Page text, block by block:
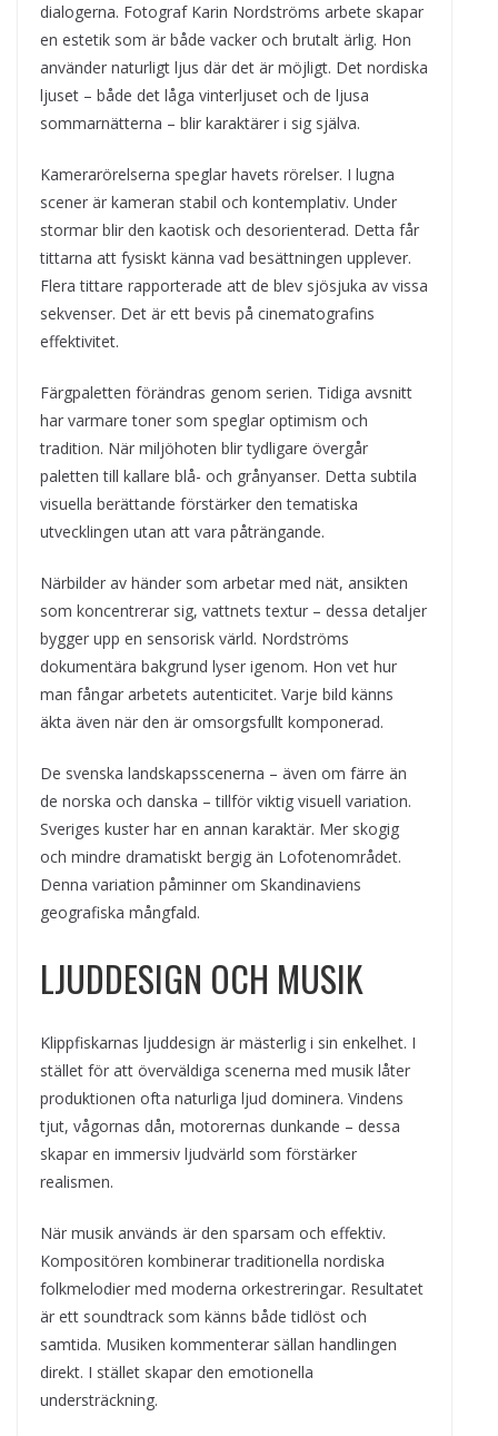
dialogerna. Fotograf Karin Nordströms arbete skapar
en estetik som är både vacker och brutalt ärlig. Hon
använder naturligt ljus där det är möjligt. Det nordiska
ljuset – både det låga vinterljuset och de ljusa
sommarnätterna – blir karaktärer i sig själva.
Kamerarörelserna speglar havets rörelser. I lugna
scener är kameran stabil och kontemplativ. Under
stormar blir den kaotisk och desorienterad. Detta får
tittarna att fysiskt känna vad besättningen upplever.
Flera tittare rapporterade att de blev sjösjuka av vissa
sekvenser. Det är ett bevis på cinematografins
effektivitet.
Färgpaletten förändras genom serien. Tidiga avsnitt
har varmare toner som speglar optimism och
tradition. När miljöhoten blir tydligare övergår
paletten till kallare blå- och grånyanser. Detta subtila
visuella berättande förstärker den tematiska
utvecklingen utan att vara påträngande.
Närbilder av händer som arbetar med nät, ansikten
som koncentrerar sig, vattnets textur – dessa detaljer
bygger upp en sensorisk värld. Nordströms
dokumentära bakgrund lyser igenom. Hon vet hur
man fångar arbetets autenticitet. Varje bild känns
äkta även när den är omsorgsfullt komponerad.
De svenska landskapsscenerna – även om färre än
de norska och danska – tillför viktig visuell variation.
Sveriges kuster har en annan karaktär. Mer skogig
och mindre dramatiskt bergig än Lofotenområdet.
Denna variation påminner om Skandinaviens
geografiska mångfald.
LJUDDESIGN OCH MUSIK
Klippfiskarnas ljuddesign är mästerlig i sin enkelhet. I
stället för att överväldiga scenerna med musik låter
produktionen ofta naturliga ljud dominera. Vindens
tjut, vågornas dån, motorernas dunkande – dessa
skapar en immersiv ljudvärld som förstärker
realismen.
När musik används är den sparsam och effektiv.
Kompositören kombinerar traditionella nordiska
folkmelodier med moderna orkestreringar. Resultatet
är ett soundtrack som känns både tidlöst och
samtida. Musiken kommenterar sällan handlingen
direkt. I stället skapar den emotionella
understräckning.